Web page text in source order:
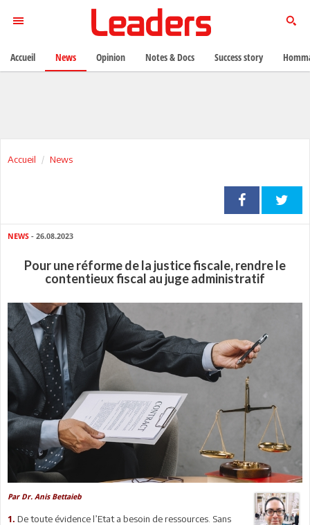
Accueil News
NEWS - 26.08.2023
Pour une réforme de la justice fiscale, rendre le
contentieux fiscal au juge administratif
Par Dr. Anis Bettaieb
1. De toute évidence l’Etat a besoin de ressources. Sans
Accueil News Opinion Notes & Docs Success story